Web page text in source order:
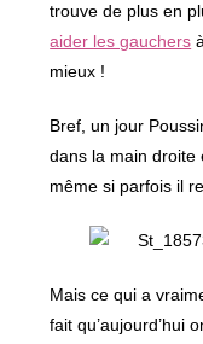
trouve de plus en
aider les gauchers
mieux !
Bref, un jour
dans la main droite
même si parfois il
Mais ce qui a
fait qu’aujourd’hui